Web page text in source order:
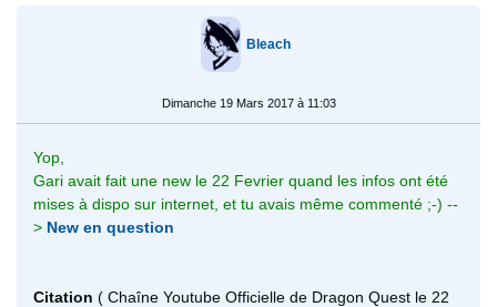
Bleach
Dimanche 19 Mars 2017 à 11:03
Yop,
Gari avait fait une new le 22 Fevrier quand les infos ont été
mises à dispo sur internet, et tu avais même commenté ;-) --
> New en question
Citation ( Chaîne Youtube Officielle de Dragon Quest le 22